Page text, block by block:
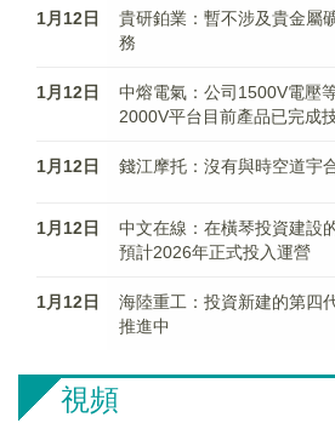
1月12日
貴研鉑業：暫不涉及貴金屬
務
1月12日
中熔電氣：公司1500V電壓
2000V平台目前產品已完成
1月12日 錢江摩托：沒有與時空道宇
1月12日
中文在線：在橫琴投資建設
預計2026年正式投入運營
1月12日
海陸重工：投資新建的第四
推進中
視頻